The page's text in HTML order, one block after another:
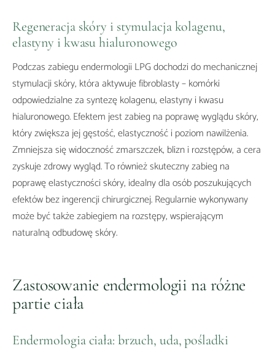
Regeneracja skóry i stymulacja kolagenu,
elastyny i kwasu hialuronowego
Podczas zabiegu endermologii LPG dochodzi do mechanicznej
stymulacji skóry, która aktywuje fibroblasty – komórki
odpowiedzialne za syntezę kolagenu, elastyny i kwasu
hialuronowego. Efektem jest zabieg na poprawę wyglądu skóry,
który zwiększa jej gęstość, elastyczność i poziom nawilżenia.
Zmniejsza się widoczność zmarszczek, blizn i rozstępów, a cera
zyskuje zdrowy wygląd. To również skuteczny zabieg na
poprawę elastyczności skóry, idealny dla osób poszukujących
efektów bez ingerencji chirurgicznej. Regularnie wykonywany
może być także zabiegiem na rozstępy, wspierającym
naturalną odbudowę skóry.
Zastosowanie endermologii na różne
partie ciała
Endermologia ciała: brzuch, uda, pośladki